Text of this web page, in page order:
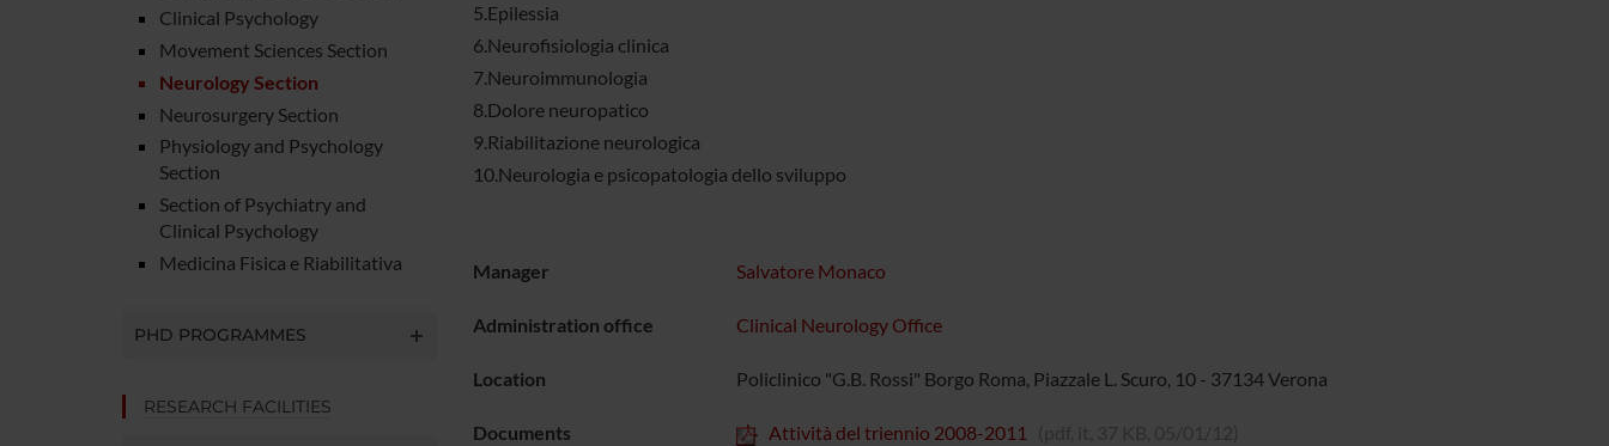
Clinical Psychology
Movement Sciences Section
Neurology Section
Neurosurgery Section
Physiology and Psychology
Section
Section of Psychiatry and
Clinical Psychology
Medicina Fisica e Riabilitativa
PHD PROGRAMMES
RESEARCH FACILITIES
5.Epilessia
6.Neurofisiologia clinica
7.Neuroimmunologia
8.Dolore neuropatico
9.Riabilitazione neurologica
10.Neurologia e psicopatologia dello sviluppo
Manager Salvatore Monaco
Administration office Clinical Neurology Office
Location Policlinico "G.B. Rossi" Borgo Roma, Piazzale L. Scuro, 10 - 37134 Verona
Documents Attività del triennio 2008-2011